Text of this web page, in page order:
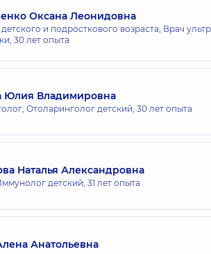
Оксана Леонидовна
и подросткового возраста; Врач
30 лет опыта
Юлия Владимировна
Отоларинголог детский, 30 лет опыта
Наталья Александровна
детский, 31 лет опыта
Анатольевна